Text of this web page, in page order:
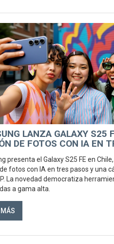
LANZA GALAXY S25
DE FOTOS CON IA EN
presenta el Galaxy S25 FE en
fotos con IA en tres pasos y una
La novedad democratiza
a gama alta.
MÁS